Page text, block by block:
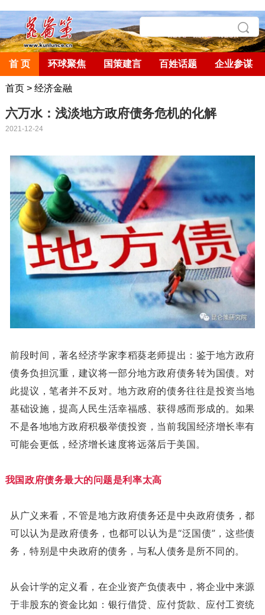
首 页 环球聚焦 国策建言 百姓话题 企业参谋
首页> 经济金融
六万水：浅淡地方政府债务危机的化解
2021-12-24
前段时间，著名经济学家李稻葵老师提出：鉴于地方政府
债务负担沉重，建议将一部分地方政府债务转为国债。对
此提议，笔者并不反对。地方政府的债务往往是投资当地
基础设施，提高人民生活幸福感、获得感而形成的。如果
不是各地地方政府积极举债投资，当前我国经济增长率有
可能会更低，经济增长速度将远落后于美国。
我国政府债务最大的问题是利率太高
从广义来看，不管是地方政府债务还是中央政府债务，都
可以认为是政府债务，也都可以认为是“泛国债”，这些债
务，特别是中央政府的债务，与私人债务是所不同的。
从会计学的定义看，在企业资产负债表中，将企业中来源
于非股东的资金比如：银行借贷、应付货款、应付工资统